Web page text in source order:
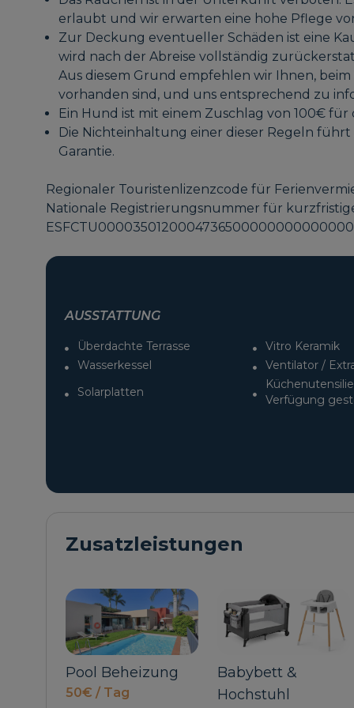
erlaubt und wir erwarten eine hohe Pflege
Zur Deckung eventueller Schäden ist eine
wird nach der Abreise vollständig
Aus diesem Grund empfehlen wir Ihnen,
vorhanden sind, und uns entsprechend zu
Ein Hund ist mit einem Zuschlag von 100€
Die Nichteinhaltung einer dieser Regeln
Garantie.
Regionaler Touristenlizenzcode für
Nationale Registrierungsnummer für
AUSSTATTUNG
Überdachte Terrasse Vitro Keramik
Wasserkessel
Ventilator /
Solarplatten
Verfügung
Zusatzleistungen
Babybett &
Hochstuhl
Haustier
100€ /